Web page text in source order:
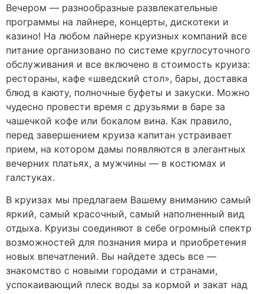
Вечером — разнообразные развлекательные
программы на лайнере, концерты, дискотеки и
казино! На любом лайнере круизных компаний все
питание организовано по системе круглосуточного
обслуживания и все включено в стоимость круиза:
рестораны, кафе «шведский стол», бары, доставка
блюд в каюту, полночные буфеты и закуски. Можно
чудесно провести время с друзьями в баре за
чашечкой кофе или бокалом вина. Как правило,
перед завершением круиза капитан устраивает
прием, на котором дамы появляются в элегантных
вечерних платьях, а мужчины — в костюмах и
галстуках.
В круизах мы предлагаем Вашему вниманию самый
яркий, самый красочный, самый наполненный вид
отдыха. Круизы соединяют в себе огромный спектр
возможностей для познания мира и приобретения
новых впечатлений. Вы найдете здесь все —
знакомство с новыми городами и странами,
успокаивающий плеск воды за кормой и закат над